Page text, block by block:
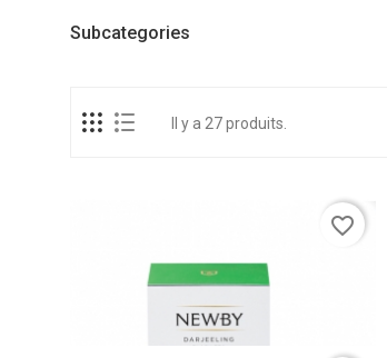
Subcategories
Il y a 27 produits.
favorite_border